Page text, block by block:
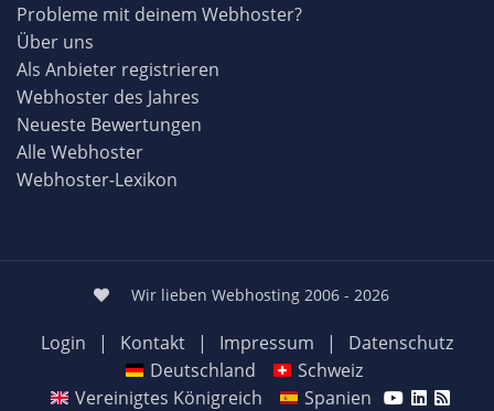
Probleme mit deinem Webhoster?
Über uns
Als Anbieter registrieren
Webhoster des Jahres
Neueste Bewertungen
Alle Webhoster
Webhoster-Lexikon
Wir lieben Webhosting 2006 - 2026
Login | Kontakt | Impressum |
Datenschutz
Deutschland
Schweiz
Vereinigtes Königreich
Spanien